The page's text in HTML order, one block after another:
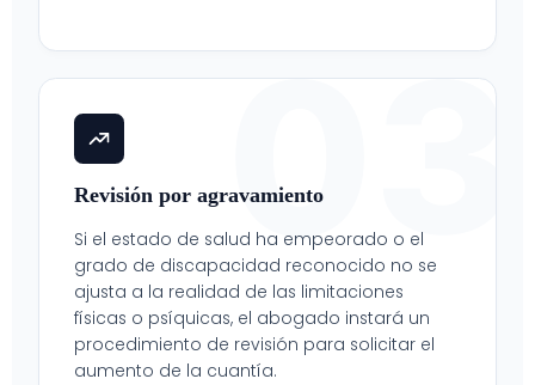
03
Revisión por agravamiento
Si el estado de salud ha empeorado o el
grado de discapacidad reconocido no se
ajusta a la realidad de las limitaciones
físicas o psíquicas, el abogado instará un
procedimiento de revisión para solicitar el
aumento de la cuantía.